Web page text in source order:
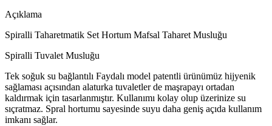
Açıklama
Spiralli Taharetmatik Set Hortum Mafsal Taharet Musluğu
Spiralli Tuvalet Musluğu
Tek soğuk su bağlantılı Faydalı model patentli ürünümüz hijyenik
sağlaması açısından alaturka tuvaletler de maşrapayı ortadan
kaldırmak için tasarlanmıştır. Kullanımı kolay olup üzerinize su
sıçratmaz. Spral hortumu sayesinde suyu daha geniş açıda kullanım
imkanı sağlar.